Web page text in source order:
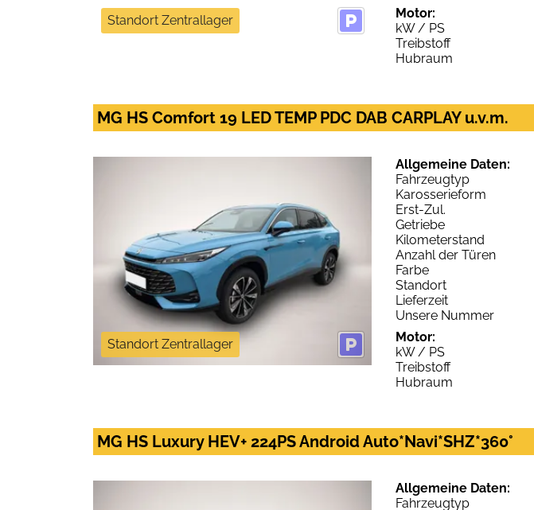
Standort Zentrallager
Motor:
kW / PS
Treibstoff
Hubraum
MG HS Comfort 19 LED TEMP PDC DAB CARPLAY u.v.m.
Standort Zentrallager
Allgemeine Daten:
Fahrzeugtyp
Karosserieform
Erst-Zul.
Getriebe
Kilometerstand
Anzahl der Türen
Farbe
Standort
Lieferzeit
Unsere Nummer
Motor:
kW / PS
Treibstoff
Hubraum
MG HS Luxury HEV+ 224PS Android Auto*Navi*SHZ*360°
Allgemeine Daten:
Fahrzeugtyp